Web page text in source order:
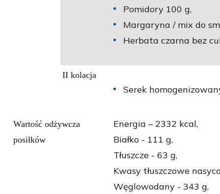
Pomidory 100 g,
Margaryna / mix do
Herbata czarna bez
II kolacja
Serek
Wartość odżywcza
posiłków
Energia – 2332 kcal,
Białko - 111 g,
Tłuszcze - 63 g,
Kwasy tłuszczowe
Węglowodany - 343 g,